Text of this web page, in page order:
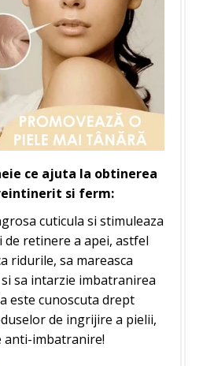
ce ajuta la obtinerea
si ferm:
cuticula si stimuleaza
de retinere a apei, astfel
ridurile, sa mareasca
sa intarzie imbatranirea
este cunoscuta drept
de ingrijire a pielii,
anti-imbatranire!